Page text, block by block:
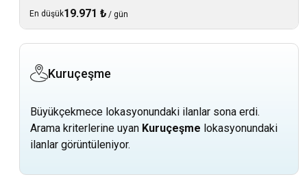
En düşük19.971 ₺ / gün
Kuruçeşme
Büyükçekmece lokasyonundaki ilanlar sona erdi.
Arama kriterlerine uyan Kuruçeşme lokasyonundaki
ilanlar görüntüleniyor.